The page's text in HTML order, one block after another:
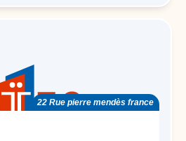
22 Rue pierre mendès france